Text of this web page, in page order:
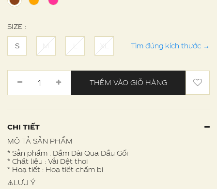
SIZE :
S M L XL Tìm đúng kích thước →
THÊM VÀO GIỎ HÀNG
CHI TIẾT
MÔ TẢ SẢN PHẨM
* Sản phẩm : Đầm Dài Qua Đầu Gối
* Chất liệu : Vải Dệt thoi
* Hoạ tiết : Hoạ tiết chấm bi
⚠️LƯU Ý